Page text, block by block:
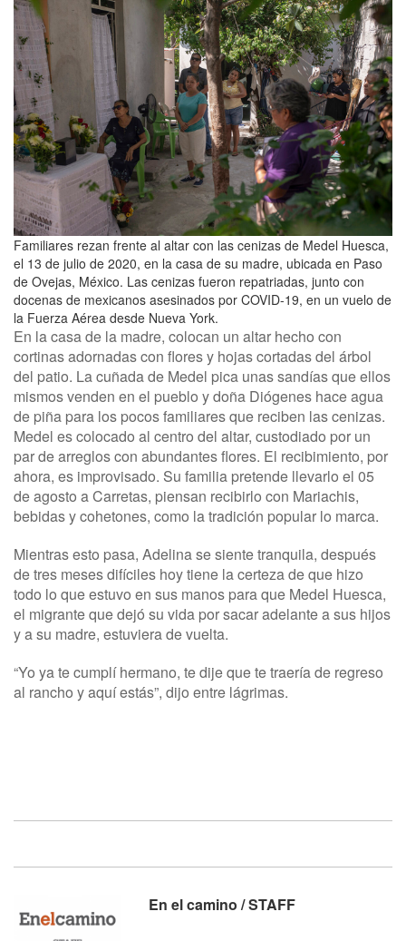
Familiares rezan frente al altar con las cenizas de Medel Huesca,
el 13 de julio de 2020, en la casa de su madre, ubicada en Paso
de Ovejas, México. Las cenizas fueron repatriadas, junto con
docenas de mexicanos asesinados por COVID-19, en un vuelo de
la Fuerza Aérea desde Nueva York.
En la casa de la madre, colocan un altar hecho con
cortinas adornadas con flores y hojas cortadas del árbol
del patio. La cuñada de Medel pica unas sandías que ellos
mismos venden en el pueblo y doña Diógenes hace agua
de piña para los pocos familiares que reciben las cenizas.
Medel es colocado al centro del altar, custodiado por un
par de arreglos con abundantes flores. El recibimiento, por
ahora, es improvisado. Su familia pretende llevarlo el 05
de agosto a Carretas, piensan recibirlo con Mariachis,
bebidas y cohetones, como la tradición popular lo marca.
Mientras esto pasa, Adelina se siente tranquila, después
de tres meses difíciles hoy tiene la certeza de que hizo
todo lo que estuvo en sus manos para que Medel Huesca,
el migrante que dejó su vida por sacar adelante a sus hijos
y a su madre, estuviera de vuelta.
“Yo ya te cumplí hermano, te dije que te traería de regreso
al rancho y aquí estás”, dijo entre lágrimas.
En el camino / STAFF